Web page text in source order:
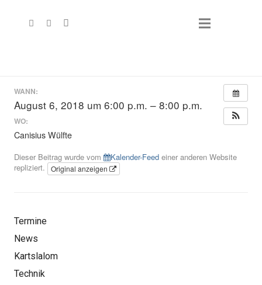
WANN:
August 6, 2018 um 6:00 p.m. – 8:00 p.m.
WO:
Canisius Wülfte
Dieser Beitrag wurde vom Kalender-Feed einer anderen Website
repliziert.
Original anzeigen
Termine
News
Kartslalom
Technik